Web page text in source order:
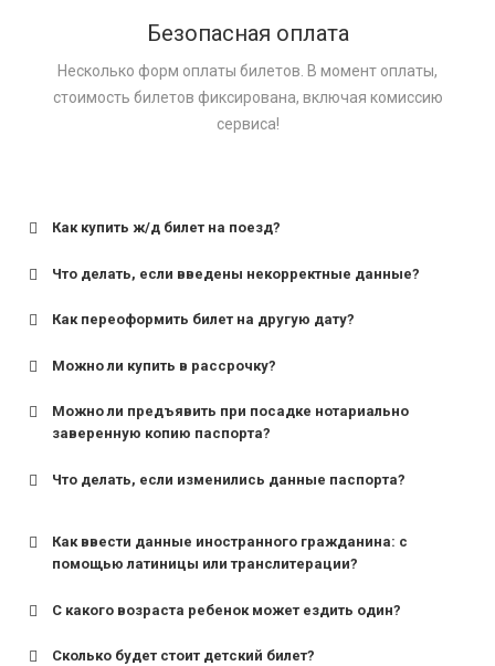
Безопасная оплата
Несколько форм оплаты билетов. В момент оплаты,
стоимость билетов фиксирована, включая комиссию
сервиса!
Как купить ж/д билет на поезд?
Что делать, если введены некорректные данные?
Как переоформить билет на другую дату?
Можно ли купить в рассрочку?
Можно ли предъявить при посадке нотариально
заверенную копию паспорта?
Что делать, если изменились данные паспорта?
Как ввести данные иностранного гражданина: с
помощью латиницы или транслитерации?
С какого возраста ребенок может ездить один?
Сколько будет стоит детский билет?